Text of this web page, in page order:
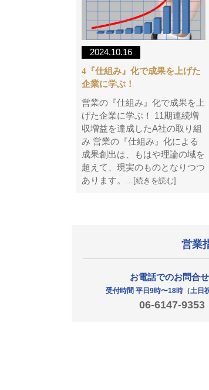
2024.10.16
4『仕組み』化で成果を上げた
企業に学ぶ！
営業の『仕組み』化で成果を上
げた企業に学ぶ！ 11期連続増
収増益を達成したA社の取り組
み 営業の『仕組み』化による
成果創出は、もはや理論の域を
超えて、現実のものとなりつつ
あります。
…[続きを読む]
営業
お電話でのお問合せ
受付時間 平日9時〜18時（土日
06-6147-9353